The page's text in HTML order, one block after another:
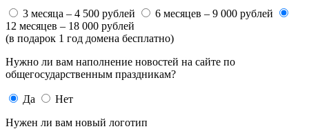
3 месяца – 4 500 рублей
6 месяцев – 9 000 рублей
12 месяцев – 18 000 рублей
(в подарок 1 год домена бесплатно)
Нужно ли вам наполнение новостей на сайте по
общегосударственным праздникам?
Да
Нет
Нужен ли вам новый логотип